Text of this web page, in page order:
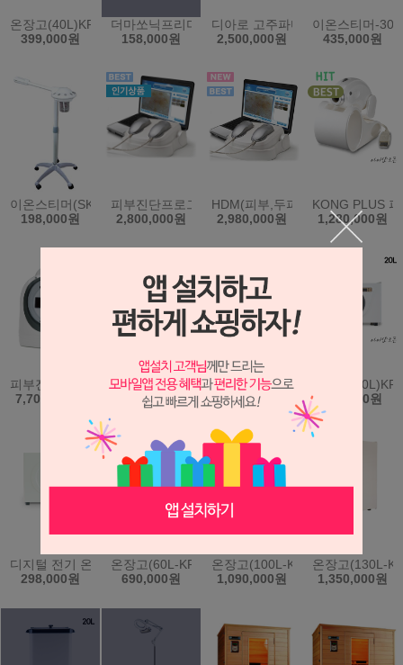
온장고(40L)KRS-202HG/창문형/디지털방식(한국)
399,000원
더마쏘닉프리미엄(초음파미용기)+100%면마스크 2
158,000원
디아로 고주파마사지기 S350 지
2,500,000원
이온스티머-
435,000원
이온스티머(SK-550)
198,000원
피부진단프로그램시스템(SDM)(한국)
2,800,000원
HDM(피부,두피 통합본)(한국)
2,980,000원
KONG PLUS
1,280,000원
피부진단기 시스템 A-ONE Smart (에이원스마트) (원클릭 자동진단)/
7,700,000원
두피진단기.피부진단기.모발진단기(IS-5000)
2,900,000원
수분측정기(일제) 휴대용-808S
168,000원
온장고
268,000원
디지털 전기 온장고 (40L) KRS-202D 과열방지 간편조작 한국
298,000원
온장고(60L-KRS203)(한국)
690,000원
온장고(100L-KRS204)(한국)
1,090,000원
온장고(130L-
1,350,000원